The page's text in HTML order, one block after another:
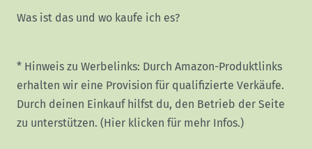
Was ist das und wo kaufe ich es?
* Hinweis zu Werbelinks: Durch Amazon-Produktlinks
erhalten wir eine Provision für qualifizierte Verkäufe.
Durch deinen Einkauf hilfst du, den Betrieb der Seite
zu unterstützen. (Hier klicken für mehr Infos.)